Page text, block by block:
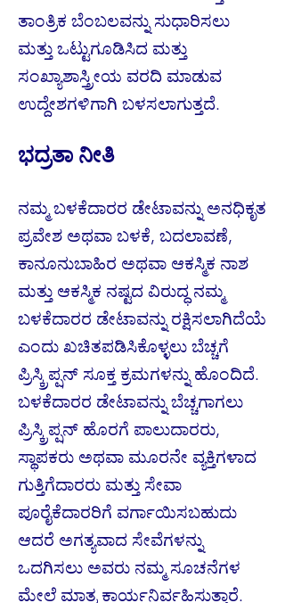
ತಾಂತ್ರಿಕ ಬೆಂಬಲವನ್ನು ಸುಧಾರಿಸಲು
ಮತ್ತು ಒಟ್ಟುಗೂಡಿಸಿದ ಮತ್ತು
ಸಂಖ್ಯಾಶಾಸ್ತ್ರೀಯ ವರದಿ ಮಾಡುವ
ಉದ್ದೇಶಗಳಿಗಾಗಿ ಬಳಸಲಾಗುತ್ತದೆ.
ಭದ್ರತಾ ನೀತಿ
ನಮ್ಮ ಬಳಕೆದಾರರ ಡೇಟಾವನ್ನು ಅನಧಿಕೃತ
ಪ್ರವೇಶ ಅಥವಾ ಬಳಕೆ, ಬದಲಾವಣೆ,
ಕಾನೂನುಬಾಹಿರ ಅಥವಾ ಆಕಸ್ಮಿಕ ನಾಶ
ಮತ್ತು ಆಕಸ್ಮಿಕ ನಷ್ಟದ ವಿರುದ್ಧ ನಮ್ಮ
ಬಳಕೆದಾರರ ಡೇಟಾವನ್ನು ರಕ್ಷಿಸಲಾಗಿದೆಯೆ
ಎಂದು ಖಚಿತಪಡಿಸಿಕೊಳ್ಳಲು ಬೆಚ್ಚಗೆ
ಪ್ರಿಸ್ಕ್ರಿಪ್ಷನ್ ಸೂಕ್ತ ಕ್ರಮಗಳನ್ನು ಹೊಂದಿದೆ.
ಬಳಕೆದಾರರ ಡೇಟಾವನ್ನು ಬೆಚ್ಚಗಾಗಲು
ಪ್ರಿಸ್ಕ್ರಿಪ್ಷನ್ ಹೊರಗೆ ಪಾಲುದಾರರು,
ಸ್ಥಾಪಕರು ಅಥವಾ ಮೂರನೇ ವ್ಯಕ್ತಿಗಳಾದ
ಗುತ್ತಿಗೆದಾರರು ಮತ್ತು ಸೇವಾ
ಪೂರೈಕೆದಾರರಿಗೆ ವರ್ಗಾಯಿಸಬಹುದು
ಆದರೆ ಅಗತ್ಯವಾದ ಸೇವೆಗಳನ್ನು
ಒದಗಿಸಲು ಅವರು ನಮ್ಮ ಸೂಚನೆಗಳ
ಮೇಲೆ ಮಾತ್ರ ಕಾರ್ಯನಿರ್ವಹಿಸುತ್ತಾರೆ.